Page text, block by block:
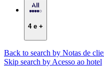
4 e +
Back to search by Notas de
Skip search by Acesso ao hotel